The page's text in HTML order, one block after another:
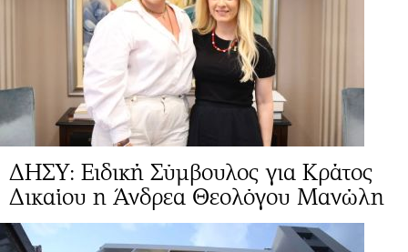
ΔΗΣΥ: Ειδική Σύμβουλος για Κράτος
Δικαίου η Άνδρεα Θεολόγου Μανώλη